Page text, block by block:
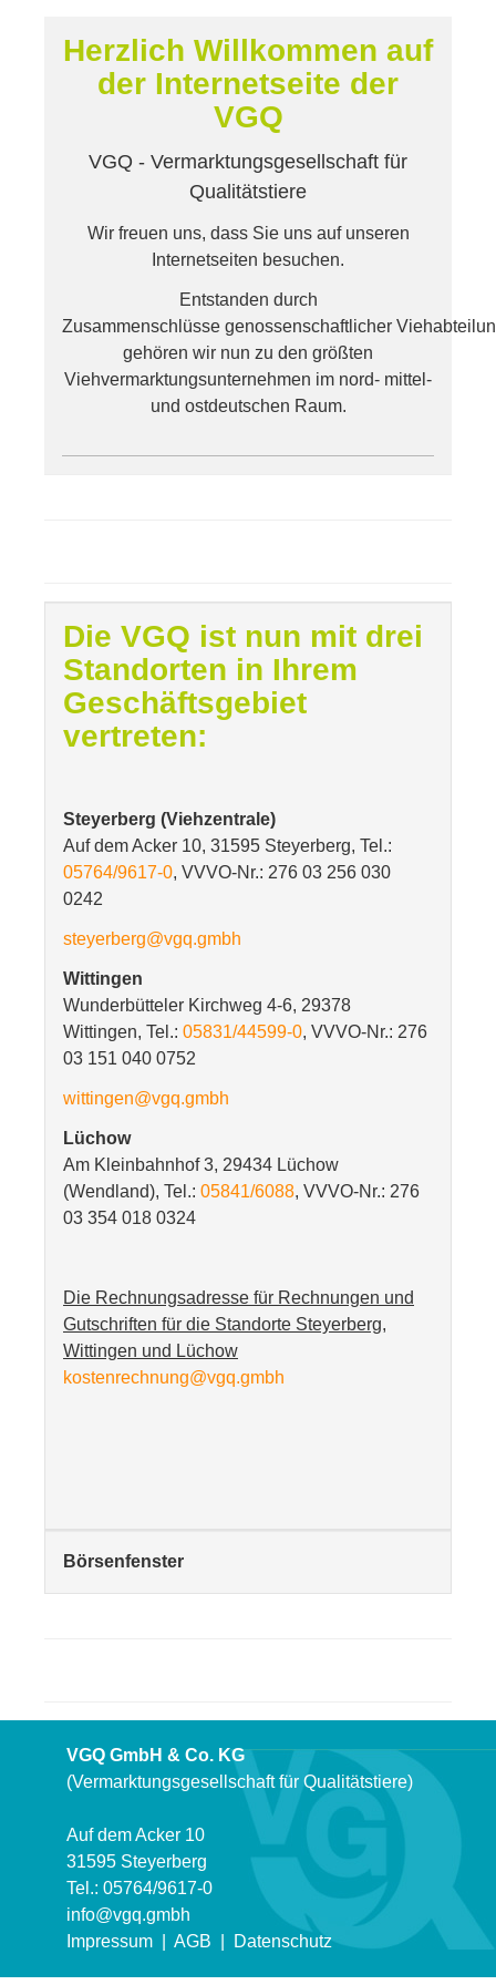
Herzlich Willkommen auf
der Internetseite der
VGQ
VGQ - Vermarktungsgesellschaft für
Qualitätstiere
Wir freuen uns, dass Sie uns auf unseren
Internetseiten besuchen.
Entstanden durch
Zusammenschlüsse genossenschaftlicher
gehören wir nun zu den größten
Viehvermarktungsunternehmen im nord- mittel-
und ostdeutschen Raum.
Die VGQ ist nun mit drei
Standorten in Ihrem
Geschäftsgebiet
vertreten:
Steyerberg (Viehzentrale)
Auf dem Acker 10, 31595 Steyerberg, Tel.:
05764/9617-0, VVVO-Nr.: 276 03 256 030
0242
steyerberg@vgq.gmbh
Wittingen
Wunderbütteler Kirchweg 4-6, 29378
Wittingen, Tel.: 05831/44599-0, VVVO-Nr.: 276
03 151 040 0752
wittingen@vgq.gmbh
Lüchow
Am Kleinbahnhof 3, 29434 Lüchow
(Wendland), Tel.: 05841/6088, VVVO-Nr.: 276
03 354 018 0324
Die Rechnungsadresse für Rechnungen und
Gutschriften für die Standorte Steyerberg,
Wittingen und Lüchow
kostenrechnung@vgq.gmbh
Börsenfenster
VGQ GmbH & Co. KG
(Vermarktungsgesellschaft für Qualitätstiere)
Auf dem Acker 10
31595 Steyerberg
Tel.: 05764/9617-0
info@vgq.gmbh
Impressum
AGB Datenschutz